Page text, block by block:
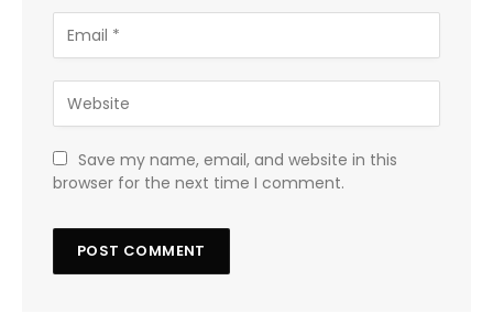
Save my name, email, and website in this
browser for the next time I comment.